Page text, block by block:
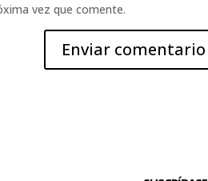
vez que comente.